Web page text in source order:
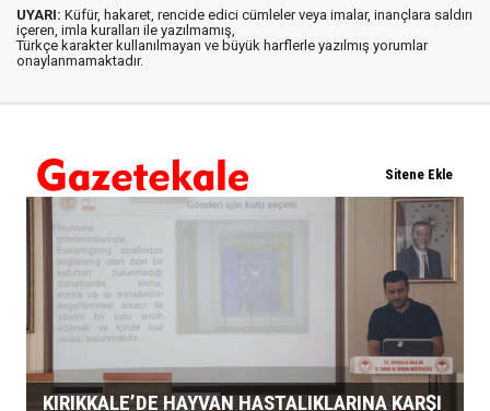
UYARI: Küfür, hakaret, rencide edici cümleler veya imalar, inançlara saldırı
içeren, imla kuralları ile yazılmamış,
Türkçe karakter kullanılmayan ve büyük harflerle yazılmış yorumlar
onaylanmamaktadır.